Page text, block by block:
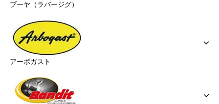
ブーヤ（ラバージグ）
アーボガスト